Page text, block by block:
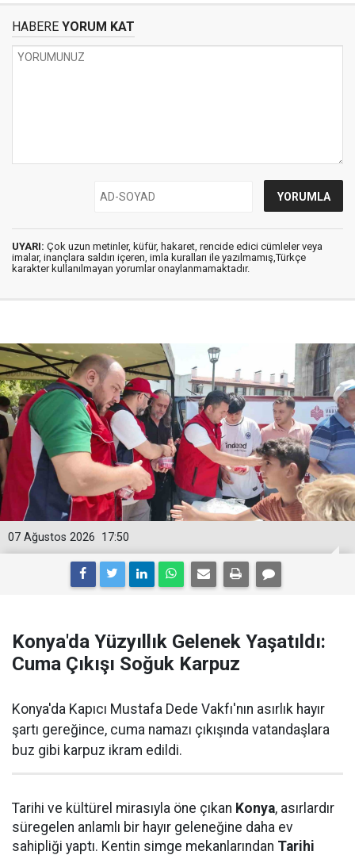
HABERE YORUM KAT
UYARI: Çok uzun metinler, küfür, hakaret, rencide edici cümleler veya
imalar, inançlara saldırı içeren, imla kuralları ile yazılmamış,Türkçe
karakter kullanılmayan yorumlar onaylanmamaktadır.
17:50
07 Ağustos 2026
Konya'da Yüzyıllık Gelenek Yaşatıldı:
Cuma Çıkışı Soğuk Karpuz
Konya'da Kapıcı Mustafa Dede Vakfı'nın asırlık hayır
şartı gereğince, cuma namazı çıkışında vatandaşlara
buz gibi karpuz ikram edildi.
Tarihi ve kültürel mirasıyla öne çıkan Konya, asırlardır
süregelen anlamlı bir hayır geleneğine daha ev
sahipliği yaptı. Kentin simge mekanlarından Tarihi